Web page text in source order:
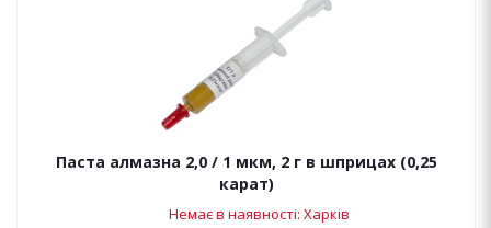
Паста алмазна 2,0 / 1 мкм, 2 г в шприцах (0,25
карат)
Немає в наявності: Харків